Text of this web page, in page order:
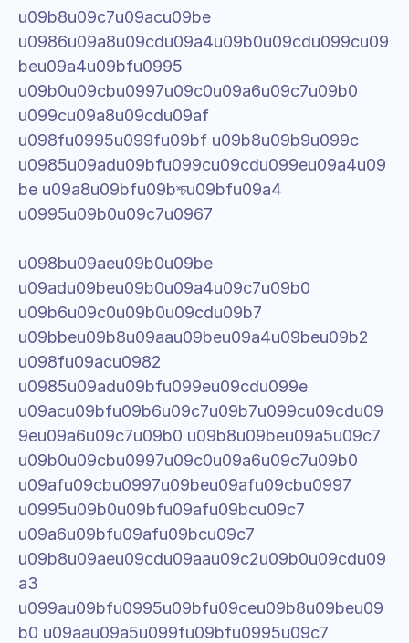
u09b8u09c7u09acu09be
u0986u09a8u09cdu09a4u09b0u09cdu099cu09
beu09a4u09bfu0995
u09b0u09cbu0997u09c0u09a6u09c7u09b0
u099cu09a8u09cdu09af
u098fu0995u099fu09bf u09b8u09b9u099c
u0985u09adu09bfu099cu09cdu099eu09a4u09
be u09a8u09bfu09bশ্চu09bfu09a4
u0995u09b0u09c7u0967
u098bu09aeu09b0u09be
u09adu09beu09b0u09a4u09c7u09b0
u09b6u09c0u09b0u09cdu09b7
u09bbeu09b8u09aau09beu09a4u09beu09b2
u098fu09acu0982
u0985u09adu09bfu099eu09cdu099e
u09acu09bfu09b6u09c7u09b7u099cu09cdu09
9eu09a6u09c7u09b0 u09b8u09beu09a5u09c7
u09b0u09cbu0997u09c0u09a6u09c7u09b0
u09afu09cbu0997u09beu09afu09cbu0997
u0995u09b0u09bfu09afu09bcu09c7
u09a6u09bfu09afu09bcu09c7
u09b8u09aeu09cdu09aau09c2u09b0u09cdu09
a3
u099au09bfu0995u09bfu09ceu09b8u09beu09
b0 u09aau09a5u099fu09bfu0995u09c7